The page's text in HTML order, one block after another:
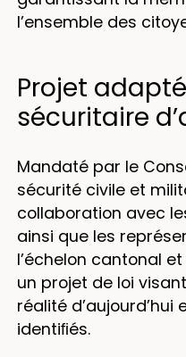
l’ensemble des
Projet
sécuritaire
Mandaté par le
sécurité civile et
collaboration avec
ainsi que les
l’échelon cantonal
un projet de loi
réalité
identiﬁés.